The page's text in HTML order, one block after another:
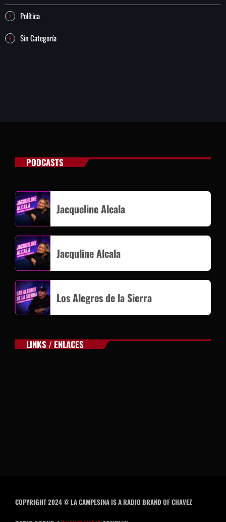
Política
Sin Categoría
PODCASTS
Jacqueline Alcala
Jacquline Alcala
Los Alegres de la Sierra
LINKS / ENLACES
COPYRIGHT 2024 © LA CAMPESINA IS A RADIO BRAND OF CHAVEZ